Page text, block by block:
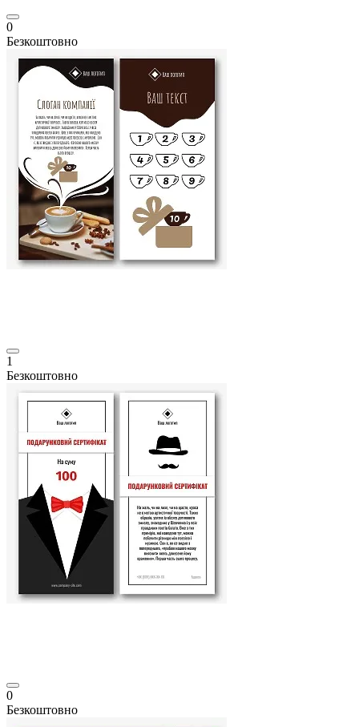
0
Безкоштовно
1
Безкоштовно
0
Безкоштовно